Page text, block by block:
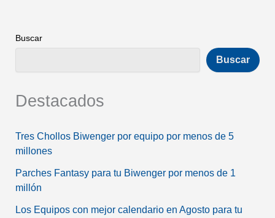
Buscar
Buscar
Destacados
Tres Chollos Biwenger por equipo por menos de 5
millones
Parches Fantasy para tu Biwenger por menos de 1
millón
Los Equipos con mejor calendario en Agosto para tu